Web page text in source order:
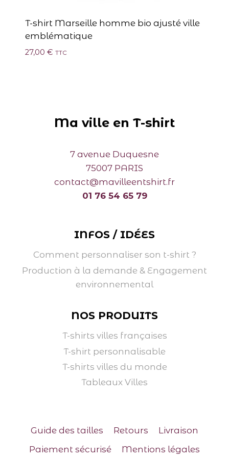
T-shirt Marseille homme bio ajusté ville
emblématique
27,00 € TTC
Ma ville en T-shirt
7 avenue Duquesne
75007 PARIS
contact@mavilleentshirt.fr
01 76 54 65 79
INFOS / IDÉES
Comment personnaliser son t-shirt ?
Production à la demande & Engagement
environnemental
NOS PRODUITS
T-shirts villes françaises
T-shirt personnalisable
T-shirts villes du monde
Tableaux Villes
Guide des tailles Retours
Livraison
Paiement sécurisé
Mentions légales